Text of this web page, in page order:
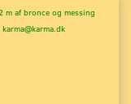
m af bronce og messing